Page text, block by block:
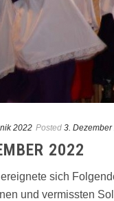
2022 Posted 3. Dezember
2022
ereignete sich
und vermissten